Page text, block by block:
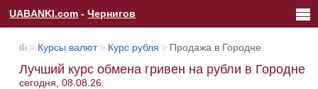
UABANKI.com -Чернигов
Курсы валют Курс рубля Продажа в Городне
Лучший курс обмена гривен на рубли в Городне
сегодня, 08.08.26.